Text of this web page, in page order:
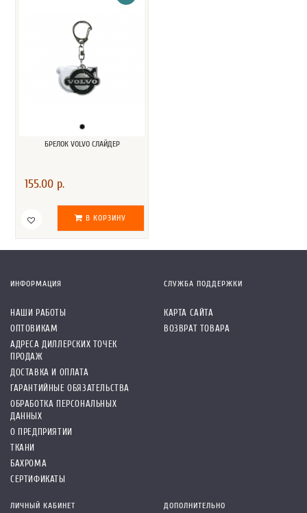
БРЕЛОК VOLVO СЛАЙДЕР
155.00 р.
В КОРЗИНУ
ИНФОРМАЦИЯ
НАШИ РАБОТЫ
ОПТОВИКАМ
АДРЕСА ДИЛЛЕРСКИХ ТОЧЕК
ПРОДАЖ
ДОСТАВКА И ОПЛАТА
ГАРАНТИЙНЫЕ ОБЯЗАТЕЛЬСТВА
ОБРАБОТКА ПЕРСОНАЛЬНЫХ
ДАННЫХ
О ПРЕДПРИЯТИИ
ТКАНИ
БАХРОМА
СЕРТИФИКАТЫ
СЛУЖБА ПОДДЕРЖКИ
КАРТА САЙТА
ВОЗВРАТ ТОВАРА
ЛИЧНЫЙ КАБИНЕТ ДОПОЛНИТЕЛЬНО